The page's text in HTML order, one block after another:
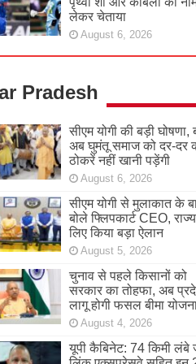
लेकर चेताया
August 6, 2026
Pradesh
सीएम योगी की बड़ी घोषणा,
अब घुमंतू समाज को दर-दर
ठोकरें नहीं खानी पड़ेंगी
August 6, 2026
सीएम योगी से मुलाकात के
बोले फ्लिपकार्ट CEO,
लिए किया बड़ा ऐलान
August 5, 2026
चुनाव से पहले किसानों को
सरकार का तोहफा, अब
लागू होगी फसल बीमा
August 4, 2026
यूपी कैबिनेट: 74 किमी लंबे